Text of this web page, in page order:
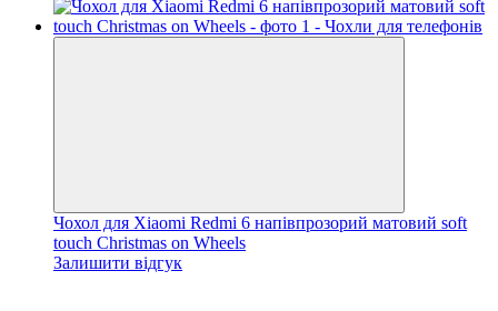
Чохол для Xiaomi Redmi 6 напівпрозорий матовий soft
touch Christmas on Wheels
Залишити відгук